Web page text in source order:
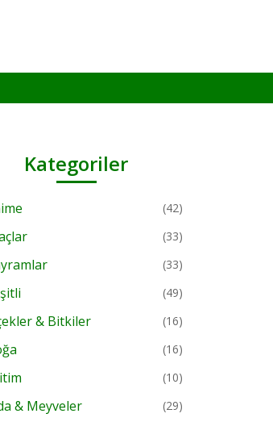
Kategoriler
(42)
(33)
(33)
(49)
& Bitkiler (16)
(16)
(10)
& Meyveler (29)